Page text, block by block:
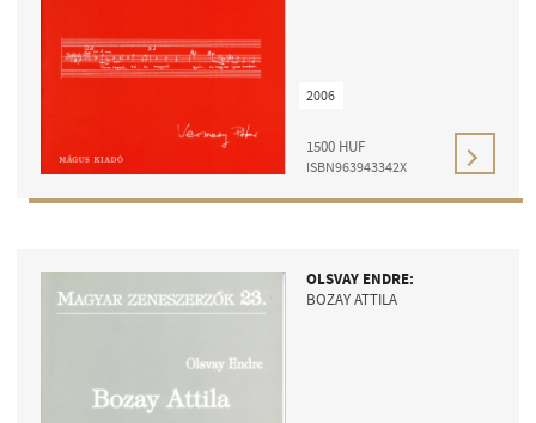
1500 HUF
ISBN963943342X
2006
OLSVAY ENDRE:
BOZAY ATTILA